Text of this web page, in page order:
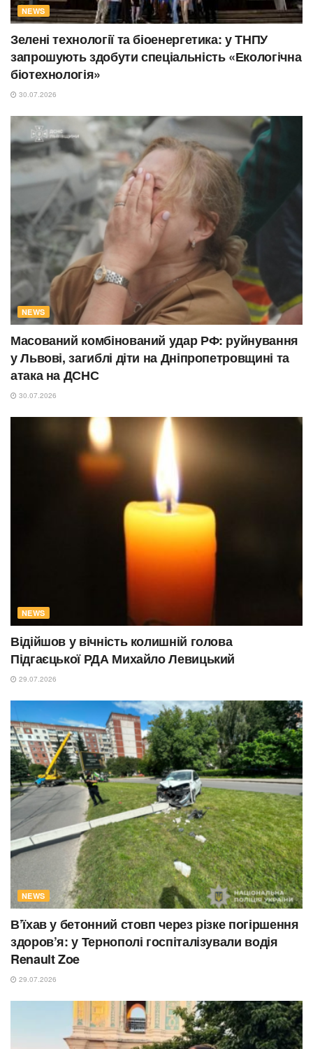
NEWS
Зелені технології та біоенергетика: у ТНПУ
запрошують здобути спеціальність «Екологічна
біотехнологія»
30.07.2026
NEWS
Масований комбінований удар РФ: руйнування
у Львові, загиблі діти на Дніпропетровщині та
атака на ДСНС
30.07.2026
NEWS
Відійшов у вічність колишній голова
Підгаєцької РДА Михайло Левицький
29.07.2026
NEWS
В’їхав у бетонний стовп через різке погіршення
здоров’я: у Тернополі госпіталізували водія
Renault Zoe
29.07.2026